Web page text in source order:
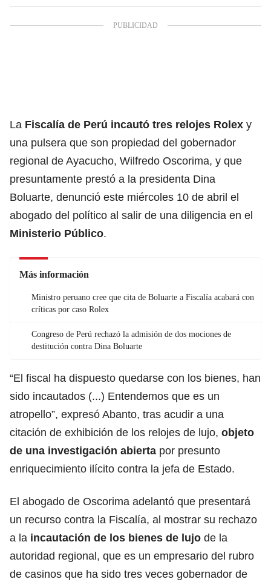
La Fiscalía de Perú incautó tres relojes Rolex y
una pulsera que son propiedad del gobernador
regional de Ayacucho, Wilfredo Oscorima, y que
presuntamente prestó a la presidenta Dina
Boluarte, denunció este miércoles 10 de abril el
abogado del político al salir de una diligencia en el
Ministerio Público.
Más información
Ministro peruano cree que cita de Boluarte a Fiscalía acabará con
críticas por caso Rolex
Congreso de Perú rechazó la admisión de dos mociones de
destitución contra Dina Boluarte
“El fiscal ha dispuesto quedarse con los bienes, han
sido incautados (...) Entendemos que es un
atropello”, expresó Abanto, tras acudir a una
citación de exhibición de los relojes de lujo, objeto
de una investigación abierta por presunto
enriquecimiento ilícito contra la jefa de Estado.
El abogado de Oscorima adelantó que presentará
un recurso contra la Fiscalía, al mostrar su rechazo
a la incautación de los bienes de lujo de la
autoridad regional, que es un empresario del rubro
de casinos que ha sido tres veces gobernador de